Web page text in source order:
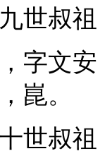
世叔祖
字文
崑。
世叔祖